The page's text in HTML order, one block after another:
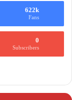
622k
Fans
0
Subscribers